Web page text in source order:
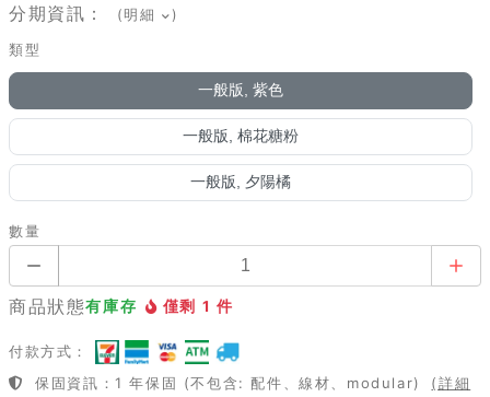
分期資訊： (明細 )
類型
一般版, 紫色
一般版, 棉花糖粉
一般版, 夕陽橘
數量
商品狀態有庫存 僅剩 1 件
付款方式：
保固資訊：1 年保固 (不包含: 配件、線材、modular)
(詳細